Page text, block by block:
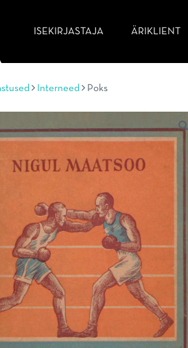
ISEKIRJASTAJA ÄRIKLIENT
Interneed Poks